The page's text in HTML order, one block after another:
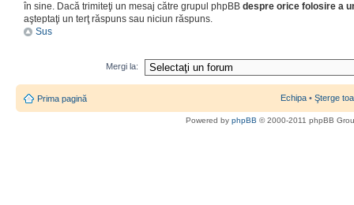
în sine. Dacă trimiteţi un mesaj către grupul phpBB despre orice folosire a
aşteptaţi un terţ răspuns sau niciun răspuns.
Sus
Mergi la:
Prima pagină Echipa • Şterge
Powered by phpBB © 2000-2011 phpBB